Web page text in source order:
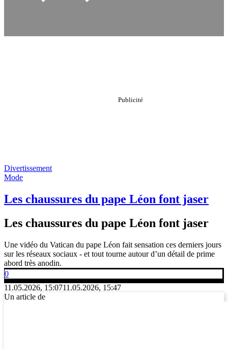
Divertissement
Mode
Les chaussures du pape Léon font jaser
Les chaussures du pape Léon font jaser
Une vidéo du Vatican du pape Léon fait sensation ces derniers jours
sur les réseaux sociaux - et tout tourne autour d’un détail de prime
abord très anodin.
0
11.05.2026, 15:0711.05.2026, 15:47
Un article de